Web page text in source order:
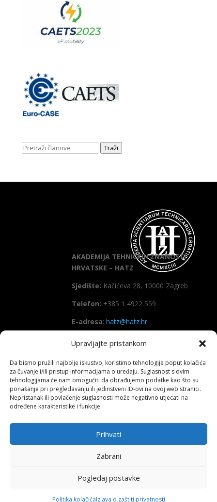
Upravljajte pristankom
Da bismo pružili najbolje iskustvo, koristimo tehnologije poput kolačića
za čuvanje i/ili pristup informacijama o uređaju. Suglasnost s ovim
tehnologijama će nam omogućiti da obrađujemo podatke kao što su
ponašanje pri pregledavanju ili jedinstveni ID-ovi na ovoj web stranici.
Nepristanak ili povlačenje suglasnosti može negativno utjecati na
određene karakteristike i funkcije.
Prihvati
Zabrani
Pogledaj postavke
Politika kolačićaIzjava o zaštiti privatnosti
Traži
AKADEMIJA TEHNIČKIH ZNANOSTI
HRVATSKE – HATZ
Sjedište: Kačićeva 28, 10000 Zagreb
Telefon: +385 1 4922 559
E-adresa: hatz@hatz.hr
OIB: 89465386965
IBAN HR7923600001101573628
(Zagrebačka banka d.d)
SWIFT: ZABAHR2X
Copyright All right reserved HATZ – 2026